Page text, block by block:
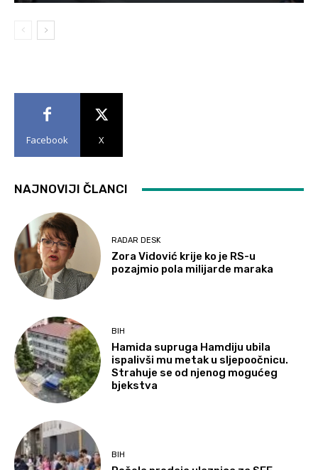
Facebook X
NAJNOVIJI ČLANCI
RADAR DESK
Zora Vidović krije ko je RS-u
pozajmio pola milijarde maraka
BIH
Hamida supruga Hamdiju ubila
ispalivši mu metak u sljepoočnicu.
Strahuje se od njenog mogućeg
bjekstva
BIH